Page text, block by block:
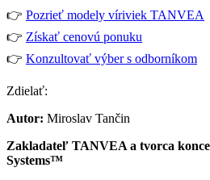
👉 Pozrieť modely víriviek TANVEA
👉 Získať cenovú ponuku
👉 Konzultovať výber s odborníkom
Zdielať:
Autor: Miroslav Tančin
Zakladateľ TANVEA a tvorca
Systems™